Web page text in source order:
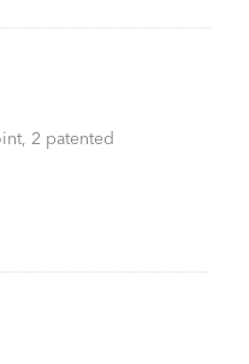
2 patented